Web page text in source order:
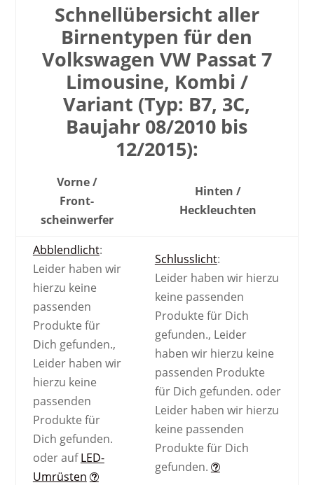
Schnell­übersicht aller
Birnen­typen für den
Volkswagen VW Passat 7
Limousine, Kombi /
Variant (Typ: B7, 3C,
Baujahr 08/2010 bis
12/2015):
Vorne /
Front­
scheinwerfer
Hinten /
Heck­leuchten
Abblendlicht:
Leider haben wir
hierzu keine
passenden
Produkte für
Dich gefunden.,
Leider haben wir
hierzu keine
passenden
Produkte für
Dich gefunden.
oder aufLED-
Umrüsten
Schlusslicht:
Leider haben wir hierzu
keine passenden
Produkte für Dich
gefunden., Leider
haben wir hierzu keine
passenden Produkte
für Dich gefunden. oder
Leider haben wir hierzu
keine passenden
Produkte für Dich
gefunden.